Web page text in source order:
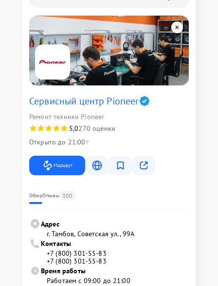
Сервисный центр Pioneer
Ремонт техники Pioneer
5,0270 оценки
Открыто до 21:00
Маршрут
ОбзорОтзывы 300
Адрес
г. Тамбов, Советская ул., 99А
Контакты
+7 (800) 301-55-83
+7 (800) 301-55-83
Время работы
Работаем с 09:00 до 21:00